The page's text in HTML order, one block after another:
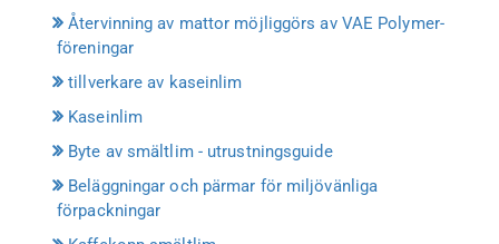
Återvinning av mattor möjliggörs av VAE Polymer-
föreningar
tillverkare av kaseinlim
Kaseinlim
Byte av smältlim - utrustningsguide
Beläggningar och pärmar för miljövänliga
förpackningar